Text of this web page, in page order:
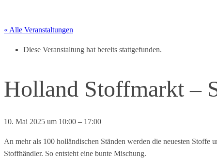
« Alle Veranstaltungen
Diese Veranstaltung hat bereits stattgefunden.
Holland Stoffmarkt –
10. Mai 2025 um 10:00 – 17:00
An mehr als 100 holländischen Ständen werden die neuesten
Stoffhändler. So entsteht eine bunte Mischung.